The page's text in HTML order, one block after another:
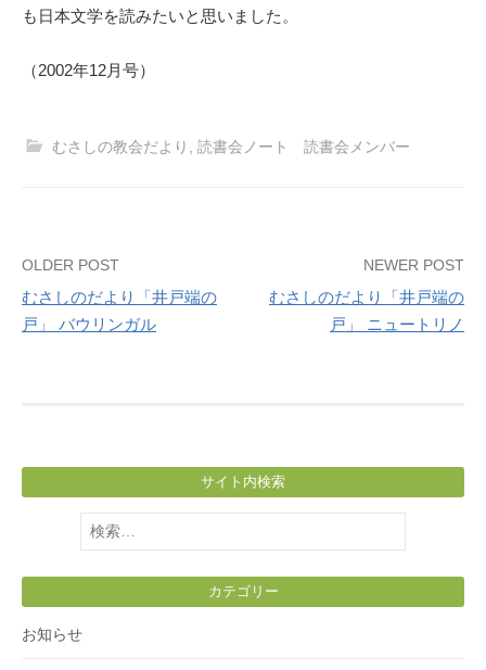
も日本文学を読みたいと思いました。
（2002年12月号）
むさしの教会だより 読書会ノート 読書会メンバー
Post
navigation
OLDER POST
むさしのだより「井戸端の
戸」 バウリンガル
NEWER POST
むさしのだより「井戸端の
戸」 ニュートリノ
サイト内検索
検
索:
カテゴリー
お知らせ